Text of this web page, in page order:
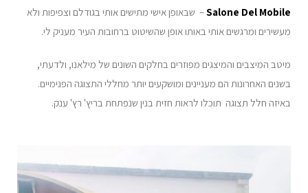
Salone Del Mobile– שבאופן אישי מתישים אותי בגודלם וצפיפות ולא
מעשירים ומרגשים אותי באותו אופן שהשיטוט ברחובות העיר מעניק לי.
מיטב המיצבים והמיצגים מפוזרים בחלקים השונים של מילאנו, ולדעתי,
בשנים האחרונות הם מעניינים ומושקעים יותר מחללי התצוגה הפנימיים.
באיזה חלל תצוגה תוכלו לראות חזית בנין שנפתחת בריץ' רץ' ענק.